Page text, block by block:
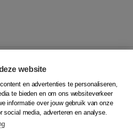
website
en advertenties te personaliseren,
te bieden en om ons websiteverkeer
informatie over jouw gebruik van onze
social media, adverteren en analyse.